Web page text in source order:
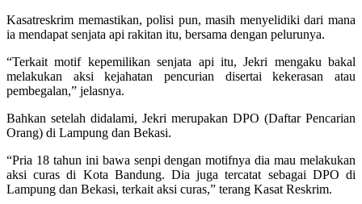
Kasatreskrim memastikan, polisi pun, masih menyelidiki dari mana
ia mendapat senjata api rakitan itu, bersama dengan pelurunya.
“Terkait motif kepemilikan senjata api itu, Jekri mengaku bakal
melakukan aksi kejahatan pencurian disertai kekerasan atau
pembegalan,” jelasnya.
Bahkan setelah didalami, Jekri merupakan DPO (Daftar Pencarian
Orang) di Lampung dan Bekasi.
“Pria 18 tahun ini bawa senpi dengan motifnya dia mau melakukan
aksi curas di Kota Bandung. Dia juga tercatat sebagai DPO di
Lampung dan Bekasi, terkait aksi curas,” terang Kasat Reskrim.